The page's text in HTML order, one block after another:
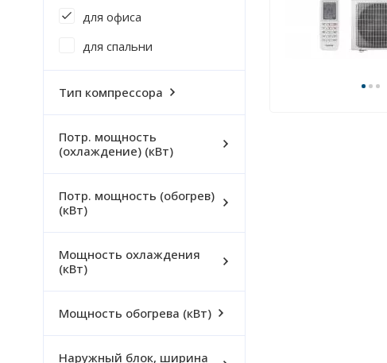
для офиса
для спальни
Тип компрессора
Потр. мощность
(охлаждение) (кВт)
Потр. мощность (обогрев)
(кВт)
Мощность охлаждения
(кВт)
Мощность обогрева (кВт)
Наружный блок, ширина